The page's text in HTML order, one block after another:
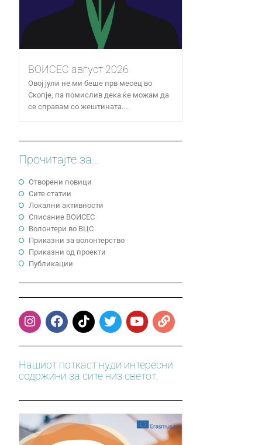
ВОИСЕС август 2026
Овој јули не ми беше прв месец во
Скопје, па помислив дека ќе можам да
се справам со жештината....
Прочитајте за...
Отворени повици
Сите статии
Локални активности
Cписание ВОИСЕС
Волонтери во ВЦС
Приказни за волонтерство
Приказни од проекти
Публикации
Нашиот поткаст нуди интересни
содржини за сите низ светот.